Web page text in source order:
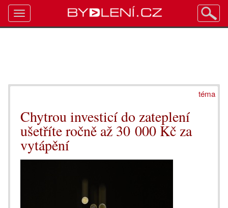
téma
Chytrou investicí do zateplení
ušetříte ročně až 30 000 Kč za
vytápění
Toggle
navigation